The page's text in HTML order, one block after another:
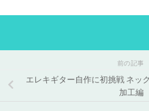
前の記事
エレキギター自作に初挑戦 ネッ
加工編